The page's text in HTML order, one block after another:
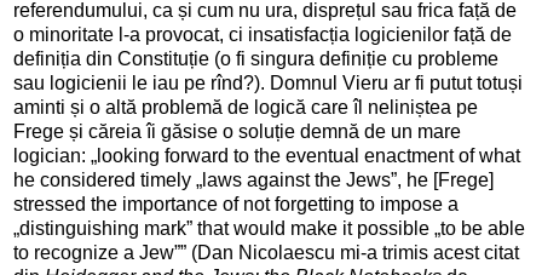
referendumului, ca și cum nu ura, disprețul sau frica față de
o minoritate l-a provocat, ci insatisfacția logicienilor față de
definiția din Constituție (o fi singura definiție cu probleme
sau logicienii le iau pe rînd?). Domnul Vieru ar fi putut totuși
aminti și o altă problemă de logică care îl neliniștea pe
Frege și căreia îi găsise o soluție demnă de un mare
logician: „looking forward to the eventual enactment of what
he considered timely „laws against the Jews”, he [Frege]
stressed the importance of not forgetting to impose a
„distinguishing mark” that would make it possible „to be able
to recognize a Jew”” (Dan Nicolaescu mi-a trimis acest citat